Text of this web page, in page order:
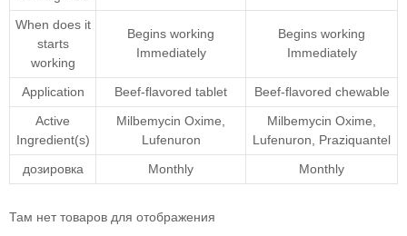
When does it
starts
working
Begins working
Immediately
Begins working
Immediately
Application Beef-flavored tablet
Beef-flavored chewable
Active
Ingredient(s)
Milbemycin Oxime
Lufenuron
Milbemycin Oxime
Lufenuron
Praziquantel
дозировка
Monthly Monthly
Там нет товаров для отображения